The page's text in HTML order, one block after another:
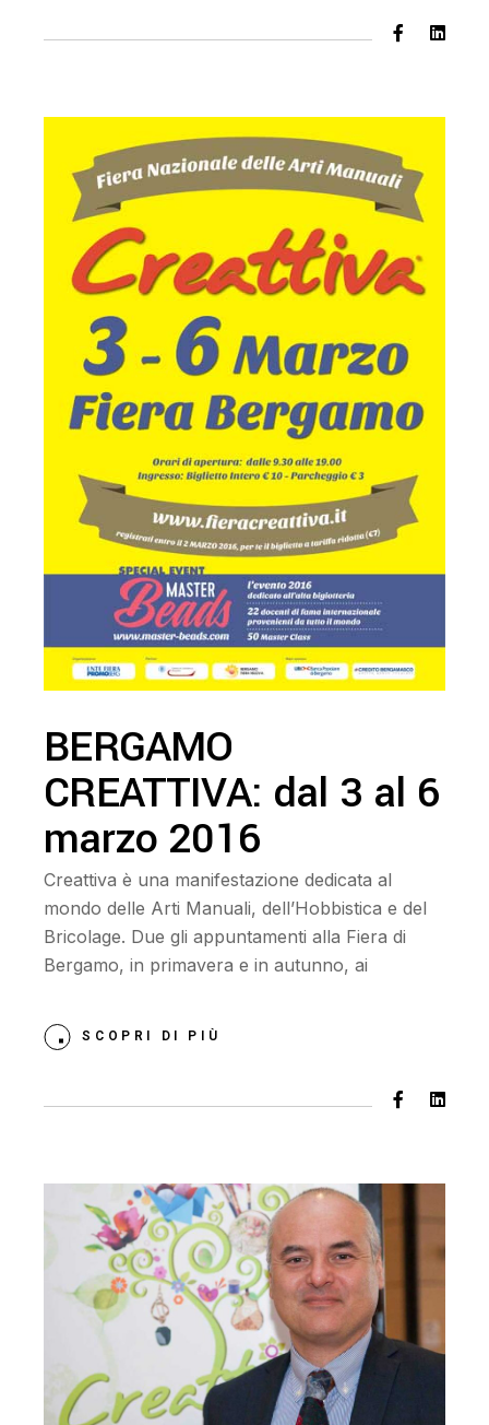
BERGAMO
CREATTIVA: dal 3 al 6
marzo 2016
Creattiva è una manifestazione dedicata al
mondo delle Arti Manuali, dell’Hobbistica e del
Bricolage. Due gli appuntamenti alla Fiera di
Bergamo, in primavera e in autunno, ai
SCOPRI DI PIÙ